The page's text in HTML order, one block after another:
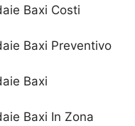
Baxi Costi
Baxi Preventivo
Baxi
Baxi In Zona